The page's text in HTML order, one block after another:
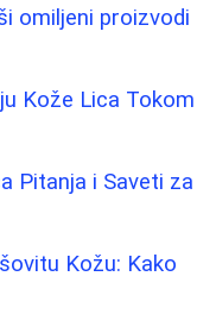
omiljeni proizvodi
Kože Lica Tokom
Pitanja i Saveti za
Kožu: Kako